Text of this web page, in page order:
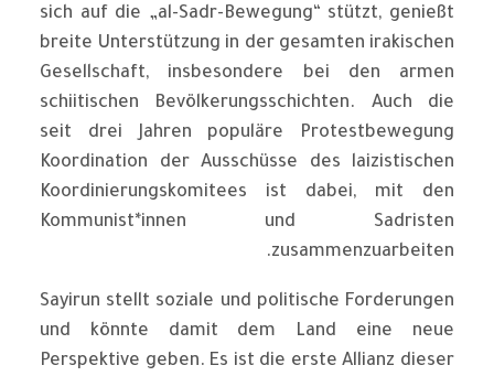
sich auf die „al-Sadr-Bewegung“ stützt, genießt
breite Unterstützung in der gesamten irakischen
Gesellschaft, insbesondere bei den armen
schiitischen Bevölkerungsschichten. Auch die
seit drei Jahren populäre Protestbewegung
Koordination der Ausschüsse des laizistischen
Koordinierungskomitees ist dabei, mit den
Kommunist*innen und Sadristen
zusammenzuarbeiten.
Sayirun stellt soziale und politische Forderungen
und könnte damit dem Land eine neue
Perspektive geben. Es ist die erste Allianz dieser